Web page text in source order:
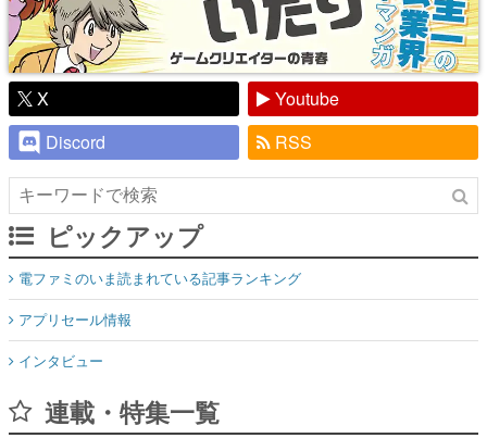
X
Youtube
Discord
RSS
ピックアップ
電ファミのいま読まれている記事ランキング
アプリセール情報
インタビュー
連載・特集一覧